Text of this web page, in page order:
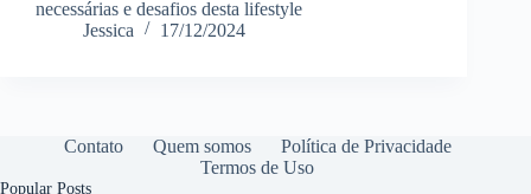
necessárias e desafios desta lifestyle
Jessica
17/12/2024
Contato Quem somos
Política de Privacidade
Termos de Uso
Popular Posts